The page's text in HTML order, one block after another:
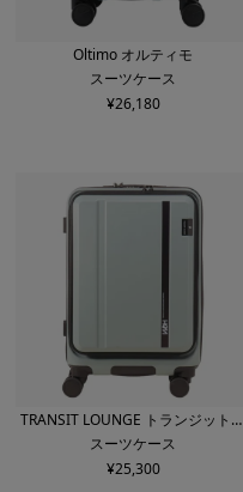
Oltimo オルティモ
スーツケース
¥26,180
TRANSIT LOUNGE トランジットラ
ウンジ
スーツケース
¥25,300